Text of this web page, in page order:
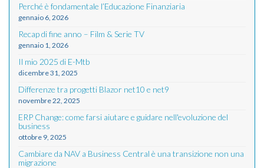
Perché è fondamentale l’Educazione Finanziaria
gennaio 6, 2026
Recap di fine anno – Film & Serie TV
gennaio 1, 2026
Il mio 2025 di E-Mtb
dicembre 31, 2025
Differenze tra progetti Blazor net10 e net9
novembre 22, 2025
ERP Change: come farsi aiutare e guidare nell'evoluzione del
business
ottobre 9, 2025
Cambiare da NAV a Business Central è una transizione non una
migrazione